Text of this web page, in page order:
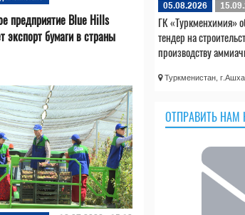
предприятие Blue Hills
экспорт бумаги в страны
05.08.2026
ГК «Туркменхимия»
тендер на
производству
Туркменистан,
ОТПРАВИТЬ НАМ